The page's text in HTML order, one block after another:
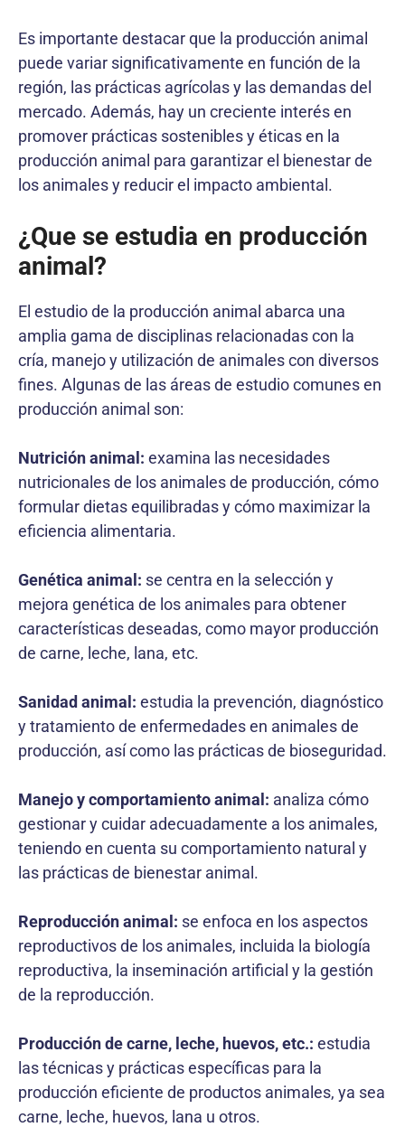
Es importante destacar que la producción animal
puede variar significativamente en función de la
región, las prácticas agrícolas y las demandas del
mercado. Además, hay un creciente interés en
promover prácticas sostenibles y éticas en la
producción animal para garantizar el bienestar de
los animales y reducir el impacto ambiental.
¿Que se estudia en producción
animal?
El estudio de la producción animal abarca una
amplia gama de disciplinas relacionadas con la
cría, manejo y utilización de animales con diversos
fines. Algunas de las áreas de estudio comunes en
producción animal son:
Nutrición animal: examina las necesidades
nutricionales de los animales de producción, cómo
formular dietas equilibradas y cómo maximizar la
eficiencia alimentaria.
Genética animal: se centra en la selección y
mejora genética de los animales para obtener
características deseadas, como mayor producción
de carne, leche, lana, etc.
Sanidad animal: estudia la prevención, diagnóstico
y tratamiento de enfermedades en animales de
producción, así como las prácticas de bioseguridad.
Manejo y comportamiento animal: analiza cómo
gestionar y cuidar adecuadamente a los animales,
teniendo en cuenta su comportamiento natural y
las prácticas de bienestar animal.
Reproducción animal: se enfoca en los aspectos
reproductivos de los animales, incluida la biología
reproductiva, la inseminación artificial y la gestión
de la reproducción.
Producción de carne, leche, huevos, etc.: estudia
las técnicas y prácticas específicas para la
producción eficiente de productos animales, ya sea
carne, leche, huevos, lana u otros.